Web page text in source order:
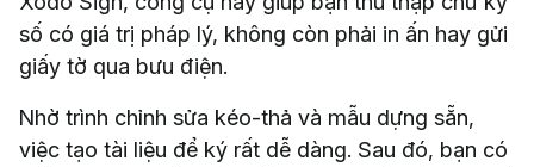
số có giá trị pháp lý, không còn phải in ấn hay gửi
giấy tờ qua bưu điện.
Nhờ trình chỉnh sửa kéo-thả và mẫu dựng sẵn,
việc tạo tài liệu để ký rất dễ dàng. Sau đó, bạn có